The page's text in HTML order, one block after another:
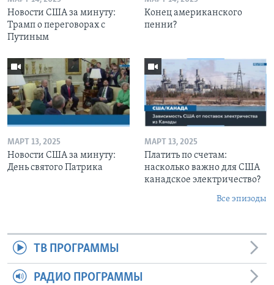
Новости США за минуту:
Трамп о переговорах с
Путиным
Конец американского
пенни?
МАРТ 13, 2025
Новости США за минуту:
День святого Патрика
МАРТ 13, 2025
Платить по счетам:
насколько важно для США
канадское электричество?
Все эпизоды
ТВ ПРОГРАММЫ
РАДИО ПРОГРАММЫ